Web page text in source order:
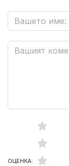
ОЦЕНКА: